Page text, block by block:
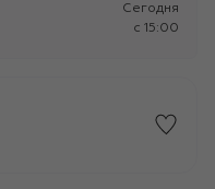
Сегодня
c 15:00